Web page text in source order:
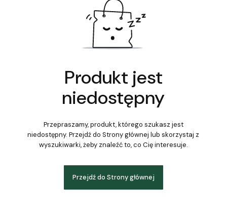
Produkt jest
niedostępny
Przepraszamy, produkt, którego szukasz jest
niedostępny. Przejdź do Strony głównej lub skorzystaj z
wyszukiwarki, żeby znaleźć to, co Cię interesuje.
Przejdź do Strony głównej